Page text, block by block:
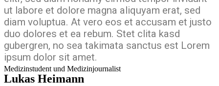
ut labore et dolore magna aliquyam erat, sed
diam voluptua. At vero eos et accusam et justo
duo dolores et ea rebum. Stet clita kasd
gubergren, no sea takimata sanctus est Lorem
ipsum dolor sit amet.
Medizinstudent und Medizinjournalist
Lukas Heimann